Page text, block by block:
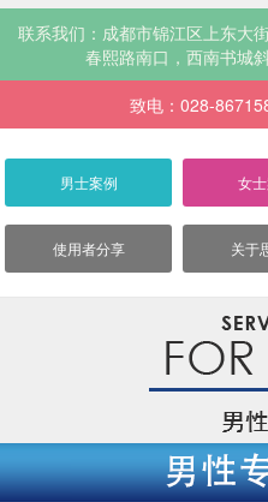
联系我们：成都市锦江区上东大
春熙路南口，西南书城
致电：028-
男士案例 女
使用者分享 关于